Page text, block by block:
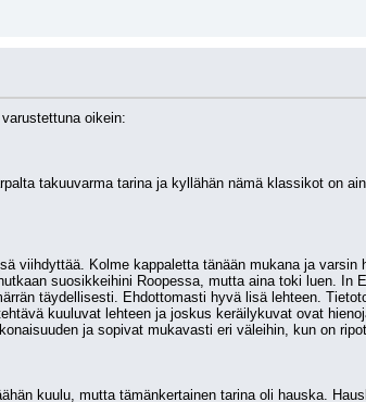
oikein:
takuuvarma tarina ja kyllähän nämä klassikot on
viihdyttää. Kolme kappaletta tänään mukana ja
suosikkeihini Roopessa, mutta aina toki luen. In
täydellisesti. Ehdottomasti hyvä lisä lehteen.
kuuluvat lehteen ja joskus keräilykuvat ovat
ja sopivat mukavasti eri väleihin, kun on
kuulu, mutta tämänkertainen tarina oli hauska.